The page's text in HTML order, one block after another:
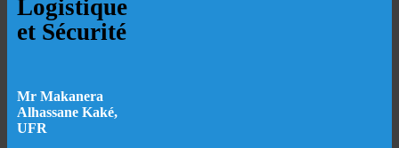
Logistique
et Sécurité
Mr Makanera
Alhassane Kaké,
UFR